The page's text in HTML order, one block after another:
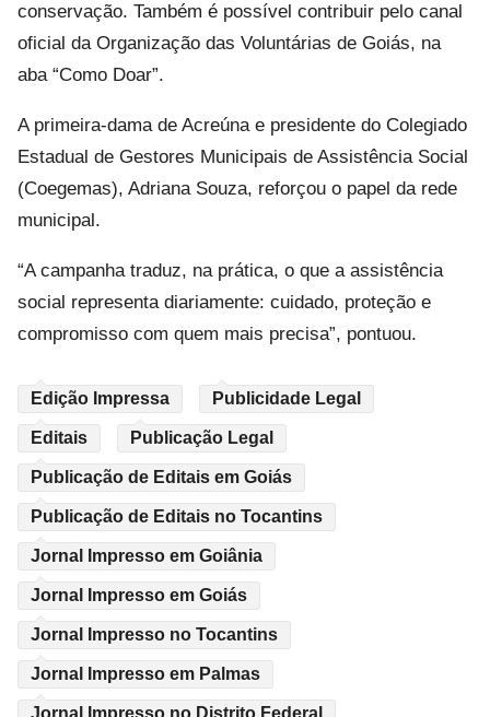
conservação. Também é possível contribuir pelo canal
oficial da Organização das Voluntárias de Goiás, na
aba “Como Doar”.
A primeira-dama de Acreúna e presidente do Colegiado
Estadual de Gestores Municipais de Assistência Social
(Coegemas), Adriana Souza, reforçou o papel da rede
municipal.
“A campanha traduz, na prática, o que a assistência
social representa diariamente: cuidado, proteção e
compromisso com quem mais precisa”, pontuou.
Edição Impressa Publicidade Legal
Editais Publicação Legal
Publicação de Editais em Goiás
Publicação de Editais no Tocantins
Jornal Impresso em Goiânia
Jornal Impresso em Goiás
Jornal Impresso no Tocantins
Jornal Impresso em Palmas
Jornal Impresso no Distrito Federal